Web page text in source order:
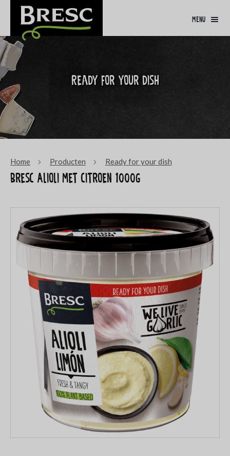
menu
Ready for your dish
Home Producten Ready for your dish
Bresc Alioli met citroen 1000g